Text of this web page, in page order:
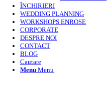
ÎNCHIRIERI
WEDDING PLANNING
WORKSHOPS ENROSE
CORPORATE
DESPRE NOI
CONTACT
BLOG
Cautare
Menu Menu